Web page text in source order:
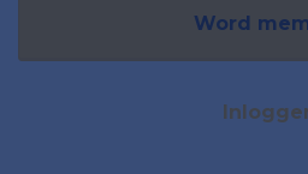
Word